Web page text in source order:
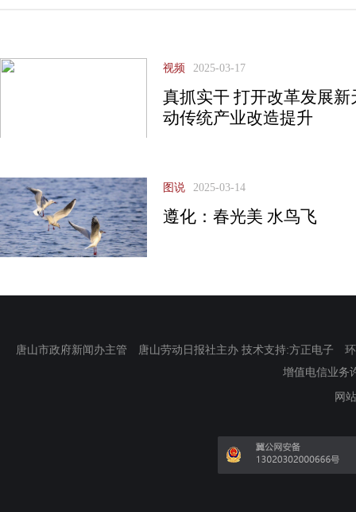
视频 2025-03-17
真抓实干 打开改革发展
动传统产业改造提升
图说 2025-03-14
遵化：春光美 水鸟飞
唐山市政府新闻办主管 唐山劳动日报社主办 技术支持:方正电子
增值电信业务
网